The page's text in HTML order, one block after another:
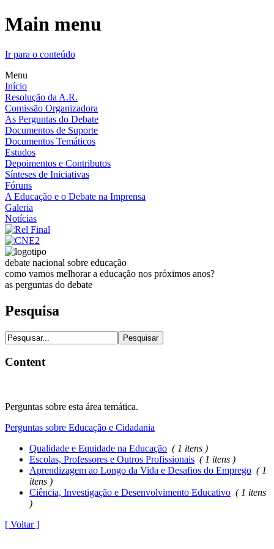
Main menu
Ir para o conteúdo
Menu
Início
Resolução da A.R.
Comissão Organizadora
As Perguntas do Debate
Documentos de Suporte
Documentos Temáticos
Estudos
Depoimentos e Contributos
Sínteses de Iniciativas
Fóruns
A Educação e o Debate na Imprensa
Galeria
Notícias
debate nacional sobre educação
como vamos melhorar a educação nos próximos anos?
as perguntas do debate
Pesquisa
Content
Perguntas sobre esta área temática.
Perguntas sobre Educação e Cidadania
Qualidade e Equidade na Educação ( 1 itens )
Escolas, Professores e Outros Profissionais ( 1 itens )
Aprendizagem ao Longo da Vida e Desafios do Emprego ( 1
itens )
Ciência, Investigação e Desenvolvimento Educativo ( 1 itens
)
[ Voltar ]